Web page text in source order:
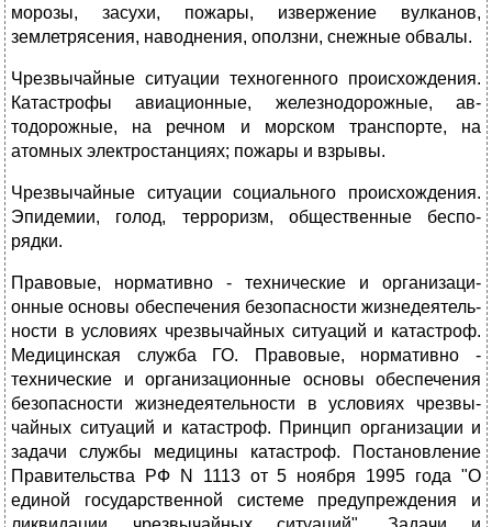
морозы, засухи, пожары, извержение вулка­нов,
землетрясения, навод­нения, оползни, снежные обвалы.
Чрезвычайные ситуации техногенного происхожде­ния.
Катастрофы авиацион­ные, железнодорожные, ав­
тодорожные, на речном и морском транспорте, на
атомных электростанциях; пожары и взрывы.
Чрезвычайные ситуации социального происхождения.
Эпидемии, голод, терро­ризм, общественные беспо­
рядки.
Правовые, нормативно - технические и организаци­
онные основы обеспечения безопасности жизнедеятель­
ности в условиях чрезвы­чайных ситуаций и катаст­роф.
Медицинская служба ГО. Правовые, нормативно -
технические и организационные осно­вы обеспечения
безопасности жизнедеятельности в условиях чрезвы­
чайных ситуаций и катастроф. Принцип организации и
задачи службы медицины катастроф. Постановление
Правительства РФ N 1113 от 5 ноября 1995 года "О
единой государственной системе предупреждения и